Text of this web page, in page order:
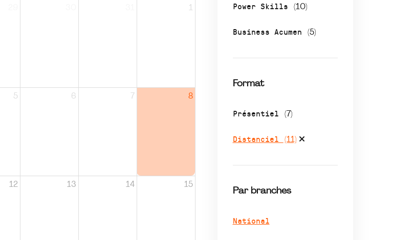
Power Skills (10)
Business Acumen (5)
Format
Présentiel (7)
Distanciel (11)
Par branches
National
1
5 6 7 8
12 13 14 15